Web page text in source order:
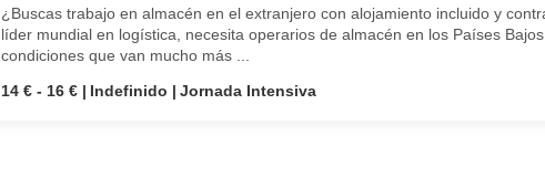
¿Buscas trabajo en almacén en el extranjero con alojamiento incluido y
líder mundial en logística, necesita operarios de almacén en los Países
condiciones que van mucho más ...
14 € - 16 €
Indefinido Jornada Intensiva